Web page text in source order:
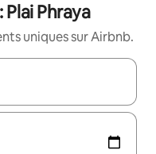
Phraya
uniques sur Airbnb.
les en utilisant